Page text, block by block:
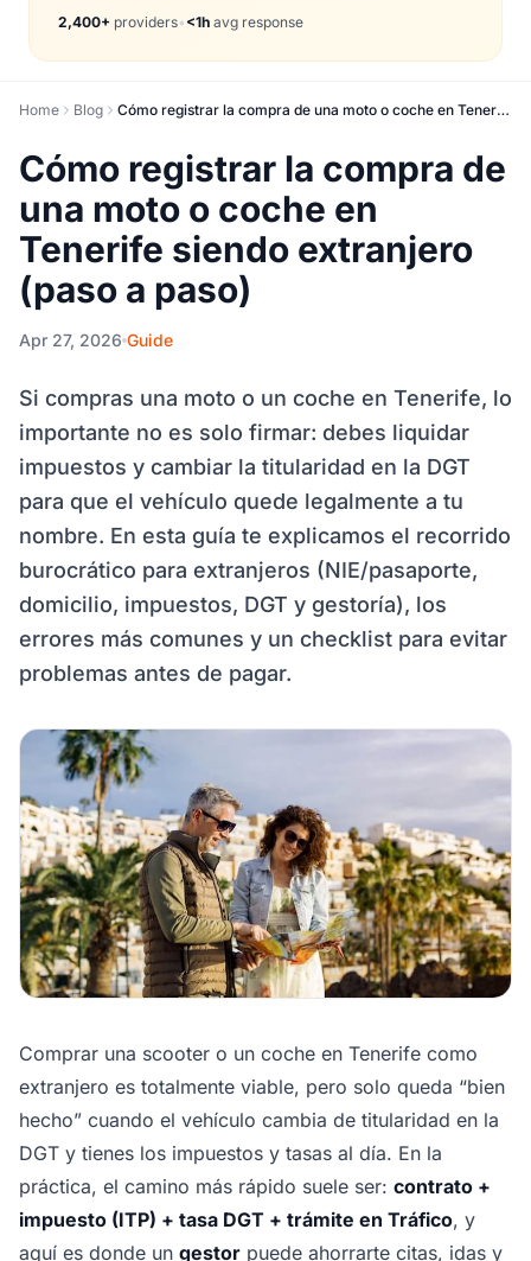
2,400+ providers• <1h avg response
Home Blog Cómo registrar la compra de una moto o coche en Tenerife siendo extranjero (paso a paso)
Cómo registrar la compra de
una moto o coche en
Tenerife siendo extranjero
(paso a paso)
Apr 27, 2026 Guide
Si compras una moto o un coche en Tenerife, lo
importante no es solo firmar: debes liquidar
impuestos y cambiar la titularidad en la DGT
para que el vehículo quede legalmente a tu
nombre. En esta guía te explicamos el recorrido
burocrático para extranjeros (NIE/pasaporte,
domicilio, impuestos, DGT y gestoría), los
errores más comunes y un checklist para evitar
problemas antes de pagar.
Comprar una scooter o un coche en Tenerife como
extranjero es totalmente viable, pero solo queda “bien
hecho” cuando el vehículo cambia de titularidad en la
DGT y tienes los impuestos y tasas al día. En la
práctica, el camino más rápido suele ser: contrato +
impuesto (ITP) + tasa DGT + trámite en Tráfico, y
aquí es donde un gestor puede ahorrarte citas, idas y